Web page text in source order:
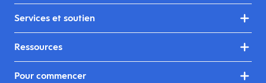
Services et soutien
Ressources
Pour commencer